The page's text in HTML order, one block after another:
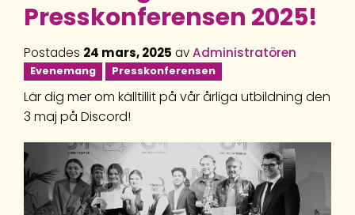
Presskonferensen 2025!
Postades 24 mars, 2025 avAdministratören
Evenemang Presskonferensen
Lär dig mer om källtillit på vår årliga utbildning den
3 maj på Discord!